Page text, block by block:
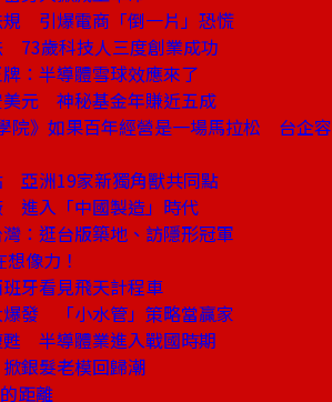
規 引爆電商「倒一片」恐慌
73歲科技人三度創業成功
：半導體雪球效應來了
美元 神秘基金年賺近五成
院》如果百年經營是一場馬拉松 台企容
亞洲19家新獨角獸共同點
進入「中國製造」時代
：逛台版築地、訪隱形冠軍
像力！
牙看見飛天計程車
爆發 「小水管」策略當贏家
甦 半導體業進入戰國時期
銀髮老模回歸潮
距離